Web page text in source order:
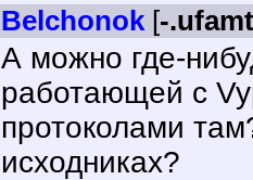
Belchonok [-
А можно где-
работающей с
протоколами
исходниках?